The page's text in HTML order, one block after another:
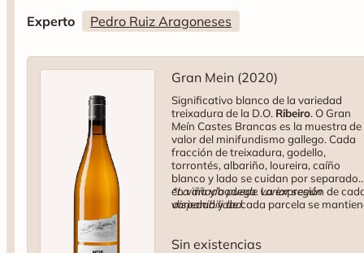
Experto Pedro Ruiz Aragoneses
Gran Mein (2020)
Significativo blanco de la variedad
treixadura de la D.O. Ribeiro. O Gran
Meín Castes Brancas es la muestra de
valor del minifundismo gallego. Cada
fracción de treixadura, godello,
torrontés, albariño, loureira, caíño
blanco y lado se cuidan por separado
en viña y bodega. La expresión de
variedad y de cada parcela se
otras. 75 cl. 13% Vol.
*La añada puede variar según
disponibilidad.
Sin existencias